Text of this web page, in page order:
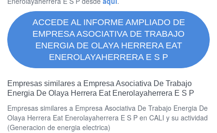
ACCEDE AL INFORME AMPLIADO DE
EMPRESA ASOCIATIVA DE TRABAJO
ENERGIA DE OLAYA HERRERA EAT
ENEROLAYAHERRERA E S P
Empresas similares a Empresa Asociativa De Trabajo
Energia De Olaya Herrera Eat Enerolayaherrera E S P
Empresas similares a Empresa Asociativa De Trabajo Energia De
Olaya Herrera Eat Enerolayaherrera E S P en CALI y su actividad
(Generacion de energia electrica)